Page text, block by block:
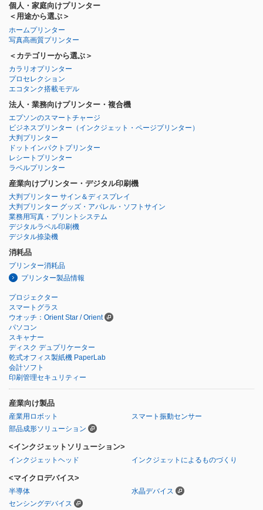
個人・家庭向けプリンター
＜用途から選ぶ＞
ホームプリンター
写真高画質プリンター
＜カテゴリーから選ぶ＞
カラリオプリンター
プロセレクション
エコタンク搭載モデル
法人・業務向けプリンター・複合機
エプソンのスマートチャージ
ビジネスプリンター （インクジェット・ページプリンター）
大判プリンター
ドットインパクトプリンター
レシートプリンター
ラベルプリンター
産業向けプリンター・デジタル印刷機
大判プリンター サイン＆ディスプレイ
大判プリンター グッズ・アパレル・ソフトサイン
業務用写真・プリントシステム
デジタルラベル印刷機
デジタル捺染機
消耗品
プリンター消耗品
プリンター製品情報
プロジェクター
スマートグラス
ウオッチ：Orient Star / Orient
パソコン
スキャナー
ディスク デュプリケーター
乾式オフィス製紙機 PaperLab
会計ソフト
印刷管理セキュリティー
産業向け製品
産業用ロボット
スマート振動センサー
部品成形ソリューション
<インクジェットソリューション>
インクジェットヘッド インクジェットによるものづくり
<マイクロデバイス>
半導体
水晶デバイス
センシングデバイス